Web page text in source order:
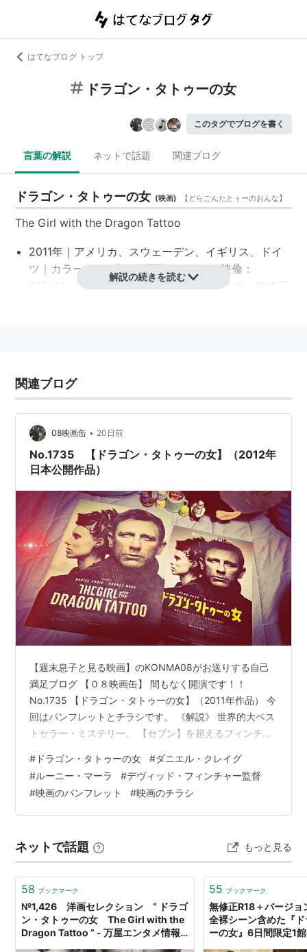
はてなブログ トップ
ドラゴン・タトゥーの女
このタグでブログを書く
言葉の解説 ネットで話題 関連ブログ
ドラゴン・タトゥーの女 (映画) 【どらごんたとぅーのおんな】
The Girl with the Dragon Tattoo
2011年｜アメリカ、スウェーデン、イギリス、ドイ
ツ｜カラー｜158分｜画面比：2.35:1｜映倫：
、R18+（「ドラゴン・タトゥーの女」無修正
製作：ショーン・チャフィン
ン、ソーレン・スタルモス、オーレ・ソンドベルイ
ス、 ライアン・カヴァナー
ン、スティーヴン・ザイリアン
共同製作：バーナ・レヴィン
脚本：スティーヴン・ザイリアン
原作：スティーグ・ラーソン『ミレニアム1 ドラゴ
ン・タトゥーの女』
撮影： ジェフ・クローネンウェス
プロダクション・デザイン：ドナルド・グレアム・
バート
編集：カーク・バクスター、アンガス・ウォール
音楽：トレント・レズナー アッティカス・ロス
キャスト
ダニエル・クレイグ
ルーニー・マーラ
クリストファー・プラマー
スティーヴン・バーコフ
ロビン・ライト
ジェラルディン・ジェームス
エンベス・デイヴィッツ
ジョエル・キナマン
ジュリアン・サンズ
解説の続きを読む
関連ブログ
08映画缶 • 20日前
No.1735 【ドラゴン・タトゥーの女】（2012年
日本公開作品）
【週末息子と見る映画】のKONMA08がお送りする自己
満足ブログ 【０８映画缶】 間もなく開演です！！
No.1735 【ドラゴン・タトゥーの女】（2011年作品） 今
回はパンフレットとチラシです。 《解説》 世界的大ベス
トセラー・ミステリー。 【セブン】を超えるフィンチャ
された【ミレニアム ドラゴン・タトゥーの女】は瞬く間
にベストセラー・リストを駆け登り続く第二部【火と戯
れる女】第三部【眠れる女と狂卓の騎士】は世界中で熱
く迎えられ大ヒット。2009年には本国スウェーデンでト
第一部【ドラゴ…
# ドラゴン・タトゥーの女 #ダニエル・クレイグ
#ルーニー・マーラ #デヴィッド・フィンチャー監督
#映画のパンフレット #映画のチラシ
ネットで話題 もっと見る
58 ブックマーク
№1,426 洋画セレクション “ ドラゴ
ン・タトゥーの女 The Girl with the
Dragon Tattoo ” - 万屋エンタメ情報
55 ブックマーク
無修正R18＋バージョ
全裸シーン含めた『
ーの女』6日間限定1